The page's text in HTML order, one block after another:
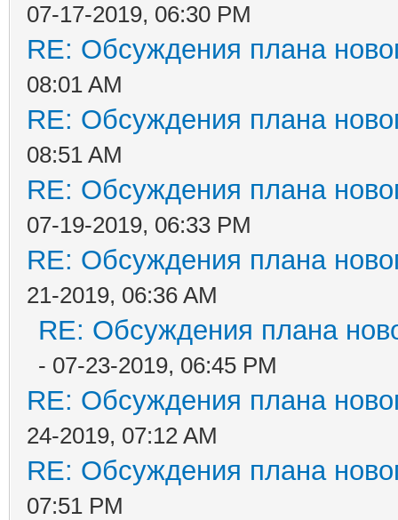
07-17-2019, 06:30 PM
RE: Обсуждения плана
08:01 AM
RE: Обсуждения плана
08:51 AM
RE: Обсуждения плана
07-19-2019, 06:33 PM
RE: Обсуждения плана
21-2019, 06:36 AM
RE: Обсуждения плана
- 07-23-2019, 06:45 PM
RE: Обсуждения плана
24-2019, 07:12 AM
RE: Обсуждения плана
07:51 PM